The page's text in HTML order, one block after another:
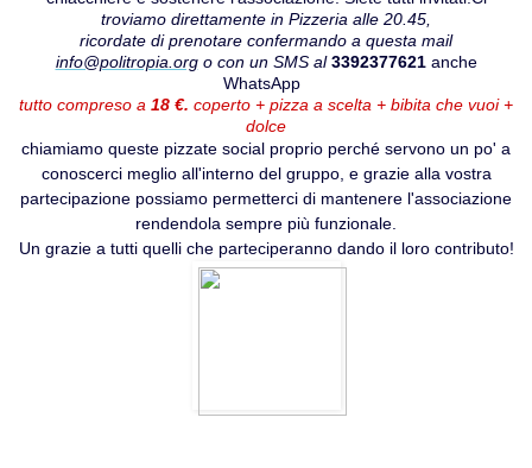
troviamo direttamente in Pizzeria alle 20.45,
ricordate di prenotare confermando a questa mail
info@politropia.orgo con un SMS al3392377621anche
WhatsApp
tutto compreso a 18 €. coperto + pizza a scelta + bibita che vuoi +
dolce
chiamiamo queste pizzate social proprio perché servono un po' a
conoscerci meglio all'interno del gruppo, e grazie alla vostra
partecipazione possiamo permetterci di mantenere l'associazione
rendendola sempre più funzionale.
Un grazie a tutti quelli che parteciperanno dando il loro contributo!